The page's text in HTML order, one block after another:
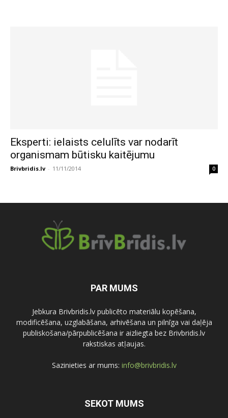
Eksperti: ielaists celulīts var nodarīt
organismam būtisku kaitējumu
Brivbridis.lv - 11/11/2014 0
PAR MUMS
Jebkura Brivbridis.lv publicēto materiālu kopēšana,
modificēšana, uzglabāšana, arhivēšana un pilnīga vai daļēja
publiskošana/pārpublicēšana ir aizliegta bez Brivbridis.lv
rakstiskas atļaujas.
Sazinieties ar mums: info@brivbridis.lv
SEKOT MUMS